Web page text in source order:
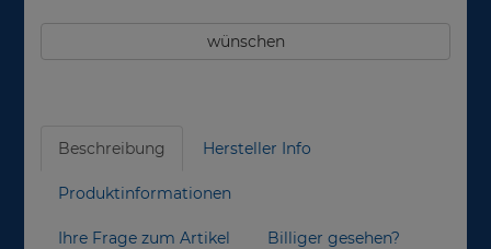
wünschen
Beschreibung Hersteller Info
Produktinformationen
Ihre Frage zum Artikel Billiger gesehen?